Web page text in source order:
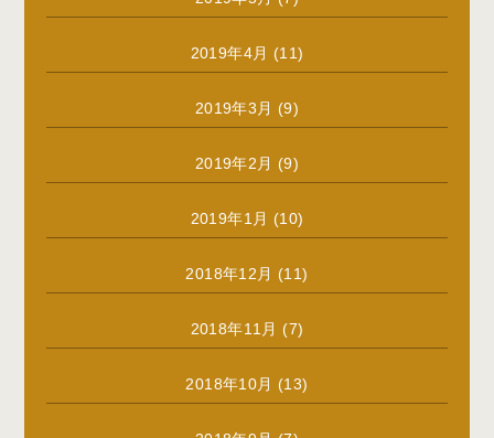
2019年4月 (11)
2019年3月 (9)
2019年2月 (9)
2019年1月 (10)
2018年12月 (11)
2018年11月 (7)
2018年10月 (13)